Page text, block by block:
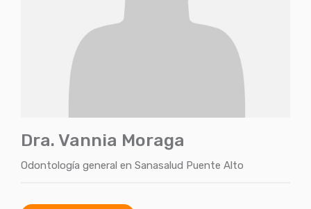
Dra. Vannia Moraga
Odontología general en Sanasalud Puente Alto